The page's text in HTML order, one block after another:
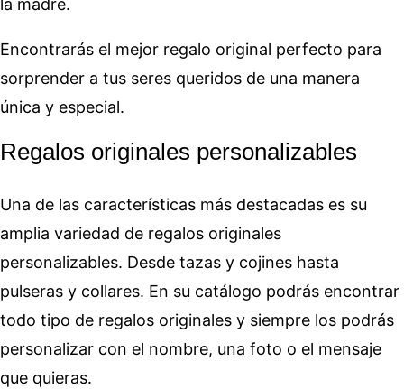
la madre.
Encontrarás el mejor regalo original perfecto para
sorprender a tus seres queridos de una manera
única y especial.
Regalos originales personalizables
Una de las características más destacadas es su
amplia variedad de regalos originales
personalizables. Desde tazas y cojines hasta
pulseras y collares. En su catálogo podrás encontrar
todo tipo de regalos originales y siempre los podrás
personalizar con el nombre, una foto o el mensaje
que quieras.